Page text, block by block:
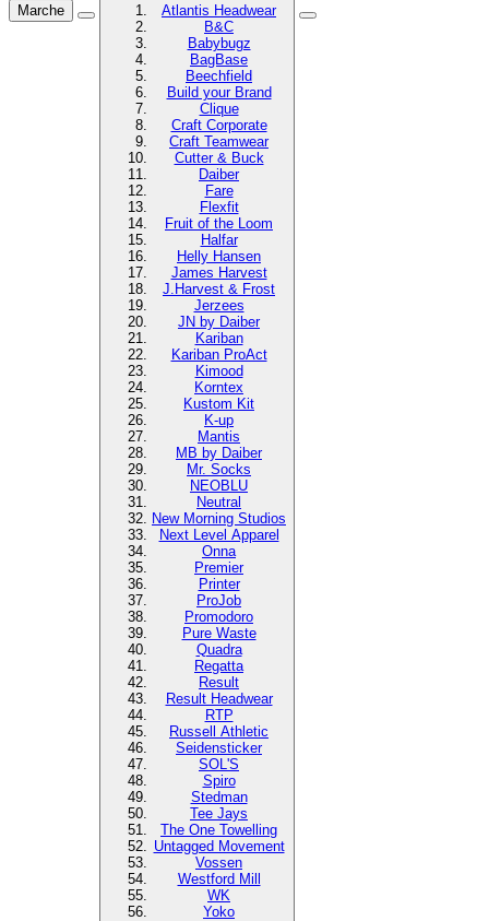
Marche
Atlantis Headwear
B&C
Babybugz
BagBase
Beechfield
Build your Brand
Clique
Craft Corporate
Craft Teamwear
Cutter & Buck
Daiber
Fare
Flexfit
Fruit of the Loom
Halfar
Helly Hansen
James Harvest
J.Harvest & Frost
Jerzees
JN by Daiber
Kariban
Kariban ProAct
Kimood
Korntex
Kustom Kit
K-up
Mantis
MB by Daiber
Mr. Socks
NEOBLU
Neutral
New Morning Studios
Next Level Apparel
Onna
Premier
Printer
ProJob
Promodoro
Pure Waste
Quadra
Regatta
Result
Result Headwear
RTP
Russell Athletic
Seidensticker
SOL'S
Spiro
Stedman
Tee Jays
The One Towelling
Untagged Movement
Vossen
Westford Mill
WK
Yoko